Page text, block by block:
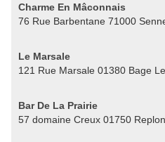
Charme En Mâconnais
76 Rue Barbentane 71000
Le Marsale
121 Rue Marsale 01380 Bage
Bar De La Prairie
57 domaine Creux 01750